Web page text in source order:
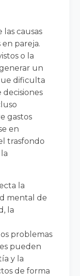
las causas
pareja.
o la
un
dificulta
decisiones
gastos
en
trasfondo
la
mental de
la
problemas
pueden
y la
de forma